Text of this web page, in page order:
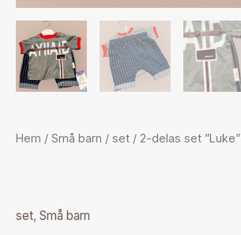
Hem / Små barn / set / 2-delas set ”Luke”
set, Små barn